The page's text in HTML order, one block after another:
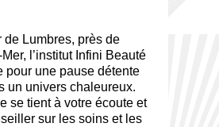
Lumbres, près de
l’institut Infini Beauté
pour une pause détente
un univers chaleureux.
se tient à votre écoute et
sur les soins et les